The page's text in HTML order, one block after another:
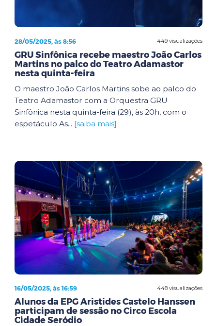
449 visualizações
28/05/2025, às 8:56
GRU Sinfônica recebe maestro João Carlos
Martins no palco do Teatro Adamastor
nesta quinta-feira
O maestro João Carlos Martins sobe ao palco do
Teatro Adamastor com a Orquestra GRU
Sinfônica nesta quinta-feira (29), às 20h, com o
espetáculo As... [saiba mais]
448 visualizações
16/05/2025, às 16:59
Alunos da EPG Aristides Castelo Hanssen
participam de sessão no Circo Escola
Cidade Seródio